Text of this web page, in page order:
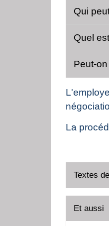
Qui
Quel
Peut-
La
Textes
Et aussi